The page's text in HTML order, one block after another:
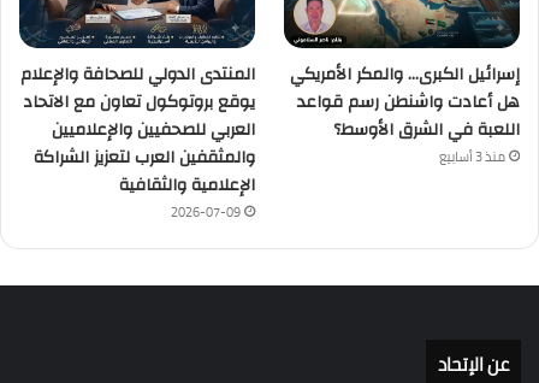
إسرائيل الكبرى… والمكر الأمريكي
هل أعادت واشنطن رسم قواعد
اللعبة في الشرق الأوسط؟
منذ 3 أسابيع
المنتدى الدولي للصحافة والإعلام
يوقع بروتوكول تعاون مع الاتحاد
العربي للصحفيين والإعلاميين
والمثقفين العرب لتعزيز الشراكة
الإعلامية والثقافية
2026-07-09
عن الإتحاد